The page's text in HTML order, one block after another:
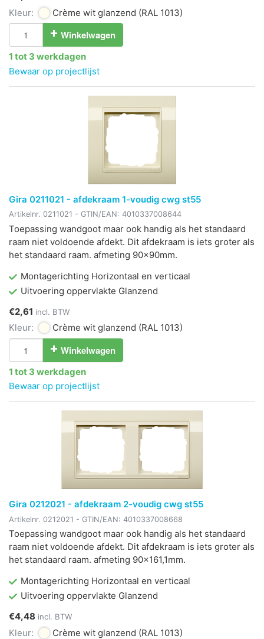
Kleur: Crème wit glanzend (RAL 1013)
Winkelwagen
1 tot 3 werkdagen
Bewaar op projectlijst
Gira 0211021 - afdekraam 1-voudig cwg st55
Artikelnr. 0211021 - GTIN/EAN: 4010337008644
Toepassing wandgoot maar ook handig als het standaard
raam niet voldoende afdekt. Dit afdekraam is iets groter als
het standaard raam. afmeting 90x90mm.
Montagerichting Horizontaal en verticaal
Uitvoering oppervlakte Glanzend
€2,61 incl. BTW
Kleur: Crème wit glanzend (RAL 1013)
Winkelwagen
1 tot 3 werkdagen
Bewaar op projectlijst
Gira 0212021 - afdekraam 2-voudig cwg st55
Artikelnr. 0212021 - GTIN/EAN: 4010337008668
Toepassing wandgoot maar ook handig als het standaard
raam niet voldoende afdekt. Dit afdekraam is iets groter als
het standaard raam. afmeting 90x161,1mm.
Montagerichting Horizontaal en verticaal
Uitvoering oppervlakte Glanzend
€4,48 incl. BTW
Kleur: Crème wit glanzend (RAL 1013)